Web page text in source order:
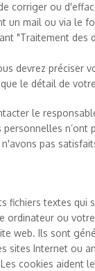
corriger ou
un mail ou via le
"Traitement des
devrez préciser
le détail de
le
n’ont
pas
fichiers textes qui
ordinateur ou
web. Ils sont
sites Internet ou
cookies aident